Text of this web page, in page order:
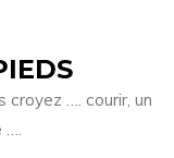
croyez …. courir, un
….